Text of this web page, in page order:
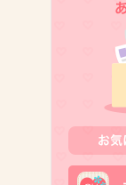
お惣菜からあ
2019/04/09(火)